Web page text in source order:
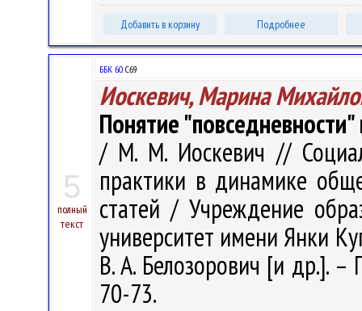
Добавить в корзину Подробнее
5
полный
текст
ББК 60.С69
Иоскевич, Марина
Понятие
/ М. М. Иоскевич //
практики в динамике
статей / Учреждение
университет имени Янки
В. А. Белозорович [и др.].
70-73.